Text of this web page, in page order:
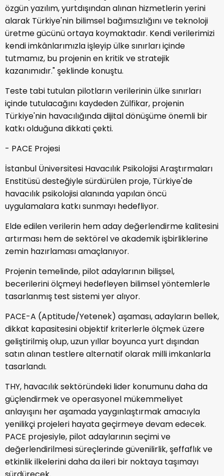
özgün yazılım, yurtdışından alınan hizmetlerin yerini
alarak Türkiye'nin bilimsel bağımsızlığını ve teknoloji
üretme gücünü ortaya koymaktadır. Kendi verilerimizi
kendi imkânlarımızla işleyip ülke sınırları içinde
tutmamız, bu projenin en kritik ve stratejik
kazanımıdır." şeklinde konuştu.
Teste tabi tutulan pilotların verilerinin ülke sınırları
içinde tutulacağını kaydeden Zülfikar, projenin
Türkiye'nin havacılığında dijital dönüşüme önemli bir
katkı olduğuna dikkati çekti.
- PACE Projesi
İstanbul Üniversitesi Havacılık Psikolojisi Araştırmaları
Enstitüsü desteğiyle sürdürülen proje, Türkiye'de
havacılık psikolojisi alanında yapılan öncü
uygulamalara katkı sunmayı hedefliyor.
Elde edilen verilerin hem aday değerlendirme kalitesini
artırması hem de sektörel ve akademik işbirliklerine
zemin hazırlaması amaçlanıyor.
Projenin temelinde, pilot adaylarının bilişsel,
becerilerini ölçmeyi hedefleyen bilimsel yöntemlerle
tasarlanmış test sistemi yer alıyor.
PACE-A (Aptitude/Yetenek) aşaması, adayların bellek,
dikkat kapasitesini objektif kriterlerle ölçmek üzere
geliştirilmiş olup, uzun yıllar boyunca yurt dışından
satın alınan testlere alternatif olarak milli imkanlarla
tasarlandı.
THY, havacılık sektöründeki lider konumunu daha da
güçlendirmek ve operasyonel mükemmeliyet
anlayışını her aşamada yaygınlaştırmak amacıyla
yenilikçi projeleri hayata geçirmeye devam edecek.
PACE projesiyle, pilot adaylarının seçimi ve
değerlendirilmesi süreçlerinde güvenilirlik, şeffaflık ve
etkinlik ilkelerini daha da ileri bir noktaya taşımayı